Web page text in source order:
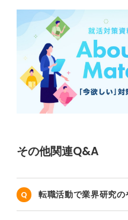
その他関連Q&A
転職活動で業界研究の